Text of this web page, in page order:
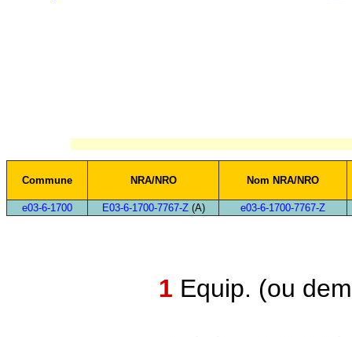
Commune NRA/NRO Nom NRA/NRO
e03-6-1700 E03-6-1700-7767-Z(A) e03-6-1700-7767-Z
1 Equip. (ou